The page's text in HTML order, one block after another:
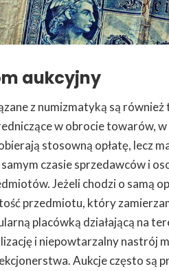
aukcyjny
z numizmatyką są
w obrocie towarów,
stosowną opłatę, lecz
czasie sprzedawców i
Jeżeli chodzi o samą
przedmiotu, który
placówką działającą na
i niepowtarzalny nastrój
Aukcje często są